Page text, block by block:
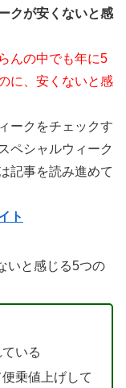
クが安くないと感
んの中でも年に5
に、安くないと感
ークをチェックす
ペシャルウィーク
記事を読み進めて
ト
いと感じる5つの
いる
乗値上げして